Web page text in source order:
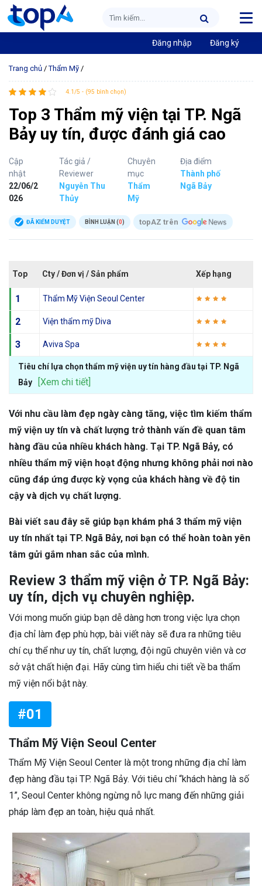
Đăng nhập Đăng ký
Trang chủ /Thẩm Mỹ /
4.1/5 - (95 bình chọn)
Top 3 Thẩm mỹ viện tại TP. Ngã
Bảy uy tín, được đánh giá cao
Cập
nhật
22/06/2
026
Tác giả /
Reviewer
Nguyễn Thu
Thủy
Chuyên
mục
Thẩm
Mỹ
Địa điểm
Thành phố
Ngã Bảy
ĐÃ KIỂM DUYỆT BÌNH LUẬN (0) topAZ trên
Top Cty / Đơn vị / Sản phẩm Xếp hạng
1 Thẩm Mỹ Viện Seoul Center
2 Viện thẩm mỹ Diva
3 Aviva Spa
Tiêu chí lựa chọn thẩm mỹ viện uy tín hàng đầu tại TP. Ngã
Bảy
[Xem chi tiết]
Với nhu cầu làm đẹp ngày càng tăng, việc tìm kiếm thẩm
mỹ viện uy tín và chất lượng trở thành vấn đề quan tâm
hàng đầu của nhiều khách hàng. Tại TP. Ngã Bảy, có
nhiều thẩm mỹ viện hoạt động nhưng không phải nơi nào
cũng đáp ứng được kỳ vọng của khách hàng về độ tin
cậy và dịch vụ chất lượng.
Bài viết sau đây sẽ giúp bạn khám phá 3 thẩm mỹ viện
uy tín nhất tại TP. Ngã Bảy, nơi bạn có thể hoàn toàn yên
tâm gửi gắm nhan sắc của mình.
Review 3 thẩm mỹ viện ở TP. Ngã Bảy:
uy tín, dịch vụ chuyên nghiệp.
Với mong muốn giúp bạn dễ dàng hơn trong việc lựa chọn
địa chỉ làm đẹp phù hợp, bài viết này sẽ đưa ra những tiêu
chí cụ thể như uy tín, chất lượng, đội ngũ chuyên viên và cơ
sở vật chất hiện đại. Hãy cùng tìm hiểu chi tiết về ba thẩm
mỹ viện nổi bật này.
#01
Thẩm Mỹ Viện Seoul Center
Thẩm Mỹ Viện Seoul Center là một trong những địa chỉ làm
đẹp hàng đầu tại TP. Ngã Bảy. Với tiêu chí “khách hàng là số
1”, Seoul Center không ngừng nỗ lực mang đến những giải
pháp làm đẹp an toàn, hiệu quả nhất.